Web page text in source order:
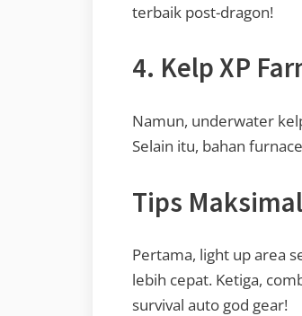
terbaik post-dragon!
4. Kelp XP
Namun, underwater
Selain itu, bahan
Tips
Pertama, light up area
lebih cepat. Ketiga,
survival auto god gear!